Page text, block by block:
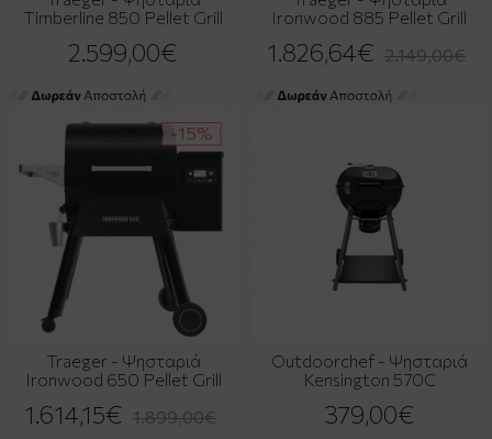
Timberline 850 Pellet Grill
2.599,00€
Ironwood 885 Pellet Grill
1.826,64€ 2.149,00€
-15%
Traeger - Ψησταριά
Ironwood 650 Pellet Grill
1.614,15€ 1.899,00€
Outdoorchef - Ψησταριά
Kensington 570C
379,00€